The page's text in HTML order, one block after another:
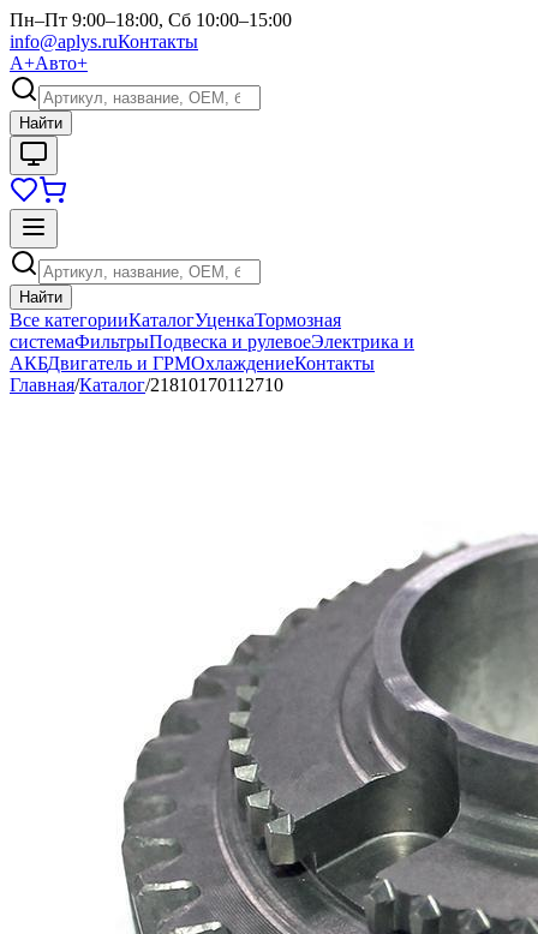
Пн–Пт 9:00–18:00, Сб 10:00–15:00
info@aplys.ruКонтакты
А+Авто+
Найти
Найти
Все категорииКаталогУценкаТормозная
системаФильтрыПодвеска и рулевоеЭлектрика и
АКБДвигатель и ГРМОхлаждениеКонтакты
Главная/Каталог/21810170112710